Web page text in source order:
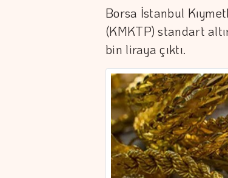
Borsa İstanbul
(KMKTP) standart
bin liraya çıktı.